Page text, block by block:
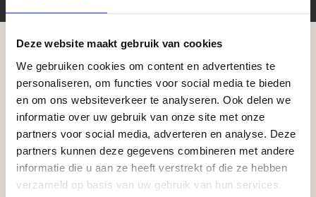
Deze website maakt gebruik van cookies
We gebruiken cookies om content en advertenties te
personaliseren, om functies voor social media te bieden
en om ons websiteverkeer te analyseren. Ook delen we
informatie over uw gebruik van onze site met onze
partners voor social media, adverteren en analyse. Deze
partners kunnen deze gegevens combineren met andere
informatie die u aan ze heeft verstrekt of die ze hebben
verzameld op basis van uw gebruik van hun services.
Zakelijke klant worden
Vego Tuinmaterialen is de meest geschikte partner
Aangepaste openingstijden tijdens de
vakantieperiode
Waardenburg en Vego Dordrecht hanteren tijdens
de vakantieperiode aangepaste openingstijden op
zaterdag. Bekijk de vestigingspagina voor de
actuele openingstijden.